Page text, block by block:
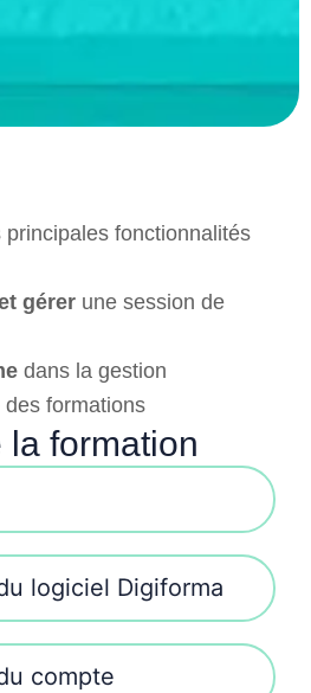
fonctionnalités
gérerune session de
dans la gestion
formations
formation
logiciel Digiforma
compte